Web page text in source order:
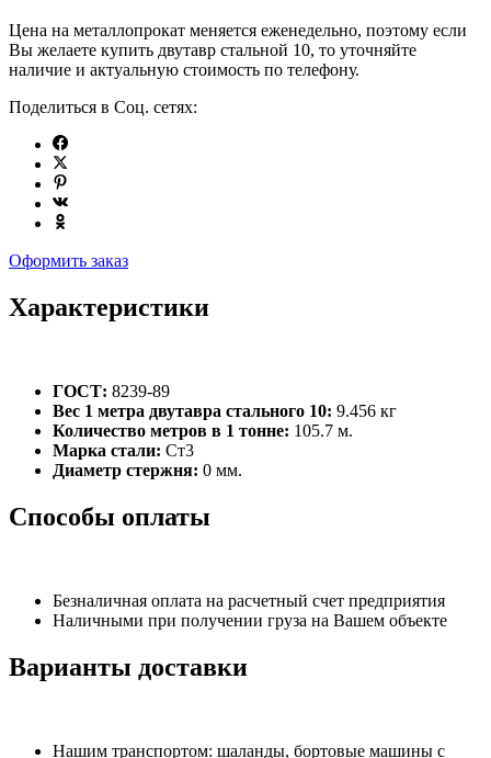
Цена на металлопрокат меняется еженедельно, поэтому если
Вы желаете купить двутавр стальной 10, то уточняйте
наличие и актуальную стоимость по телефону.
Поделиться в Соц. сетях:
Оформить заказ
Характеристики
ГОСТ: 8239-89
Вес 1 метра двутавра стального 10: 9.456 кг
Количество метров в 1 тонне: 105.7 м.
Марка стали: Ст3
Диаметр стержня: 0 мм.
Способы оплаты
Безналичная оплата на расчетный счет предприятия
Наличными при получении груза на Вашем объекте
Варианты доставки
Нашим транспортом: шаланды, бортовые машины с